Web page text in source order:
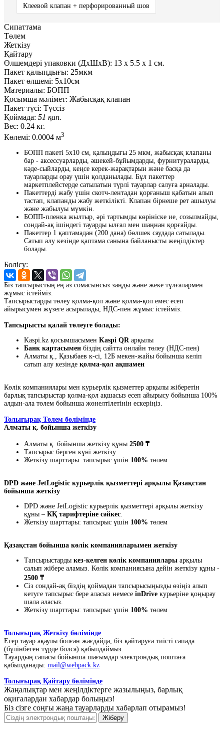
Клеевой клапан + перфорированный шов
Сипаттама
Төлем
Жеткізу
Қайтару
Өлшемдері упаковки (ДxШxВ): 13 x 5.5 x 1 см.
Пакет қалыңдығы: 25мкм
Пакет өлшемі: 5x10см
Материалы: БОПП
Қосымша мәлімет: Жабысқақ клапан
Пакет түсі: Түссіз
Қоймада: 51 қап.
Вес: 0.24 кг.
Көлемі: 0.0004 м3
БОПП пакеті 5x10 см, қалыңдығы 25 мкм, жабысқақ клапаны
бар - аксессуарларды, әшекей-бұйымдарды, фурнитураларды,
кәде-сыйларды, кеңсе керек-жарақтарын және басқа да
тауарларды орау үшін қолданылады. Бұл пакеттер
маркетплейстерде сатылатын түрлі тауарлар салуға арналады.
Пакеттерді жабу үшін скотч-лентадан қорғаныш қабатын алып
тастап, клапанды жабу жеткілікті. Клапан бірнеше рет ашылуы
және жабылуы мүмкін.
БОПП-пленка жылтыр, әрі тартымды көрініске ие, созылмайды,
сондай-ақ ішіндегі тауарды ылғал мен шаңнан қорғайды.
Пакеттер 1 қаптамадан (200 дана) бөлшек саудада сатылады.
Сатып алу кезінде қаптама санына байланысты жеңілдіктер
болады.
Бөлісу:
Біз тапсырыстың ең аз сомасынсыз заңды және жеке тұлғалармен
жұмыс істейміз.
Тапсырыстарды төлеу қолма-қол және қолма-қол емес есеп
айырысумен жүзеге асырылады, НДС-пен жұмыс істейміз.
Тапсырысты қалай төлеуге болады:
Kaspi.kz қосымшасымен Kaspi QRарқылы
Банк картасымен біздің сайтта онлайн төлеу (НДС-пен)
Алматы қ., Қазыбаев к-сі, 12Б мекен-жайы бойынша келіп
сатып алу кезінде қолма-қол ақшамен
Көлік компаниялары мен курьерлік қызметтер арқылы жіберетін
барлық тапсырыстар қолма-қол ақшасыз есеп айырысу бойынша 100%
алдын-ала төлем бойынша жөнелтілетінін ескеріңіз.
Толығырақ Төлем бөлімінде
Алматы қ. бойынша жеткізу
Алматы қ. бойынша жеткізу құны 2500 ₸
Тапсырыс берген күні жеткізу
Жеткізу шарттары: тапсырыс үшін 100% төлем
DPD және JetLogistic курьерлік қызметтері арқылы Қазақстан
бойынша жеткізу
DPD және JetLogistic курьерлік қызметтері арқылы жеткізу
құны – КҚ тарифтеріне сәйкес.
Жеткізу шарттары: тапсырыс үшін 100% төлем
Қазақстан бойынша көлік компанияларымен жеткізу
Тапсырыстарды кез-келген көлік компаниялары арқылы
салып жібере аламыз. Көлік компаниясына дейін жеткізу құны -
2500 ₸
Сіз сондай-ақ біздің қоймадан тапсырысыңызды өзіңіз алып
кетуге тапсырыс бере аласыз немесе inDrive курьеріне қоңырау
шала аласыз.
Жеткізу шарттары: тапсырыс үшін 100% төлем
Толығырақ Жеткізу бөлімінде
Егер тауар ақаулы болған жағдайда, біз қайтаруға тиісті сапада
(бүлінбеген түрде болса) қабылдаймыз.
Тауардың сапасы бойынша шағымдар электрондық поштаға
қабылданады: mail@webpack.kz
Толығырақ Қайтару бөлімінде
Жаңалықтар мен жеңілдіктерге жазылыңыз, барлық
оқиғалардан хабардар болыңыз!
Біз сізге соңғы жаңа тауарларды хабарлап отырамыз!